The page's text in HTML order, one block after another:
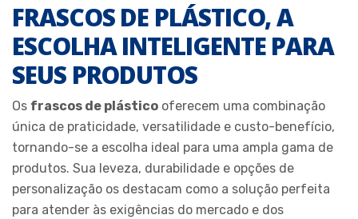
FRASCOS DE PLÁSTICO, A
ESCOLHA INTELIGENTE PARA
SEUS PRODUTOS
Os frascos de plástico oferecem uma combinação
única de praticidade, versatilidade e custo-benefício,
tornando-se a escolha ideal para uma ampla gama de
produtos. Sua leveza, durabilidade e opções de
personalização os destacam como a solução perfeita
para atender às exigências do mercado e dos